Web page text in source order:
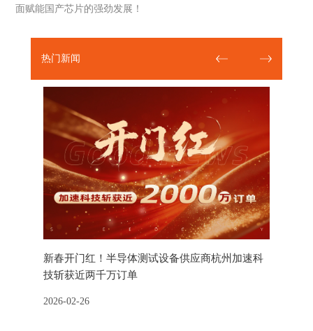
面赋能国产芯片的强劲发展！
热门新闻
新春开门红！半导体测试设备供应商杭州加速科
技斩获近两千万订单
2026-02-26